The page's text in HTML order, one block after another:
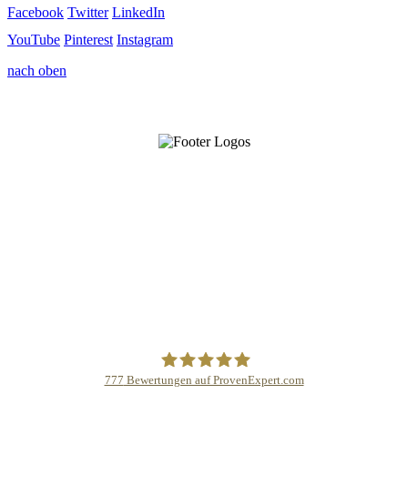
Facebook Twitter LinkedIn
YouTube Pinterest Instagram
nach oben
777 Bewertungen auf ProvenExpert.com